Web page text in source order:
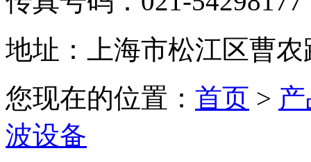
地址：上海市松江区曹农
您现在的位置： 首页 >
波设备